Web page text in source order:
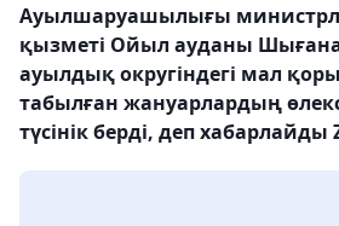
Ауылшаруашылығы
қызметі Ойыл ауданы
ауылдық округіндегі мал
табылған жануарлардың
түсінік берді, деп хабарлайды